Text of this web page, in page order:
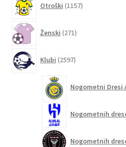
Otroški 1157izdelkov
Ženski 271izdelkov
Klubi 2597izdelkov
Nogometni Dresi
Nogometnih
Nogometnih